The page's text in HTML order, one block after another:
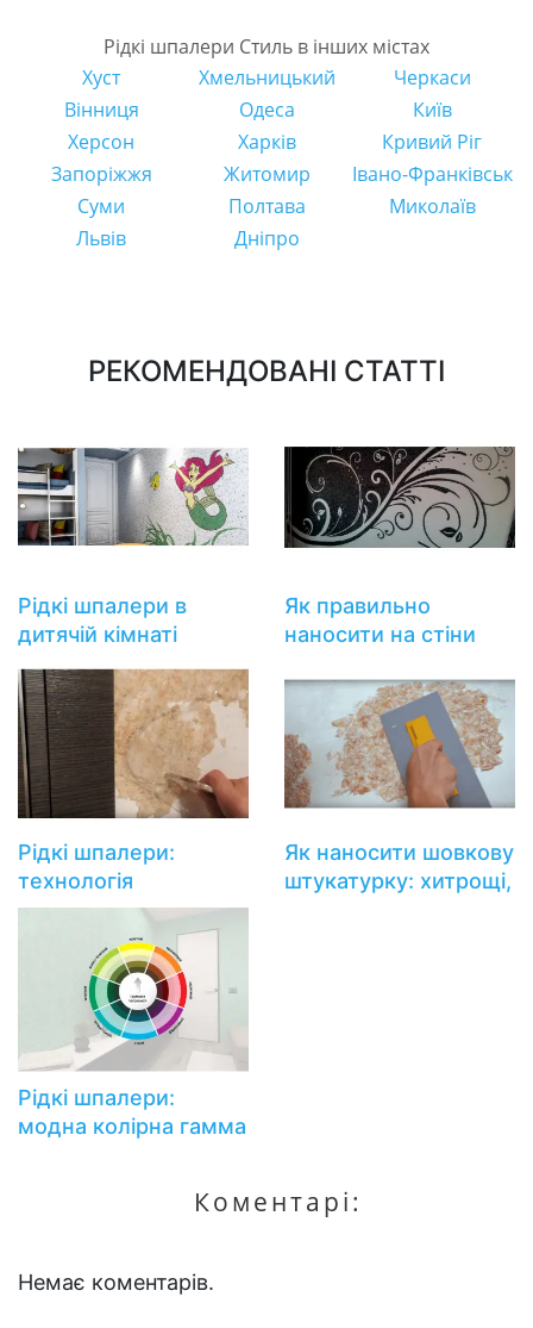
Рідкі шпалери Стиль в інших містах
Хуст
Хмельницький
Черкаси
Вінниця
Одеса
Київ
Херсон
Харків
Кривий Ріг
Запоріжжя
Житомир
Івано-Франківськ
Суми
Полтава
Миколаїв
Львів
Дніпро
РЕКОМЕНДОВАНІ СТАТТІ
Рідкі шпалери в
дитячій кімнаті
Як правильно
наносити на стіни
рідкими шпалерами?
Рідкі шпалери:
технологія
нанесення
Як наносити шовкову
штукатурку: хитрощі,
Рідкі шпалери:
модна колірна гамма
Коментарі:
Немає коментарів.